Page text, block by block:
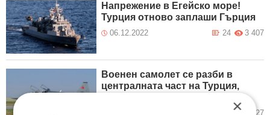
Напрежение в Егейско море!
Турция отново заплаши Гърция
06.12.2022 3 407
24
Военен самолет се разби в
централната част на Турция,
2 727
×